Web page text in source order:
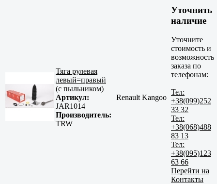
Тяга рулевая
левый=правый
(с пыльником)
Артикул:
JAR1014
Производитель:
TRW
Renault Kangoo
Уточнить
наличие
Уточните
стоимость и
возможность
заказа по
телефонам:
Тел:
+38(099)252
33 32
Тел:
+38(068)488
83 13
Тел:
+38(095)123
63 66
Перейти на
Контакты